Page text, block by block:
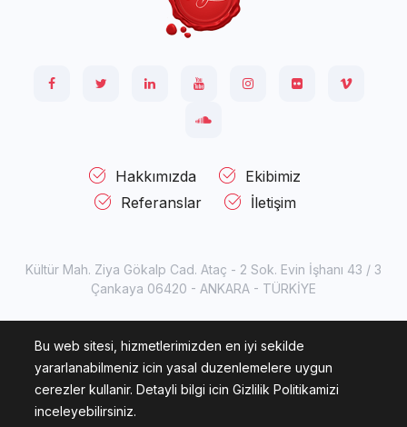
Hakkımızda
Ekibimiz
Referanslar
İletişim
Kültür Mah. Ziya Gökalp Cad. Ataç - 2 Sok. Evin İşhanı 43 / 3
Çankaya 06420 - ANKARA - TÜRKİYE
hakları saklıdır.
Bu web sitesi, hizmetlerimizden en iyi sekilde
yararlanabilmeniz icin yasal duzenlemelere uygun
cerezler kullanir. Detayli bilgi icin Gizlilik Politikamizi
inceleyebilirsiniz.